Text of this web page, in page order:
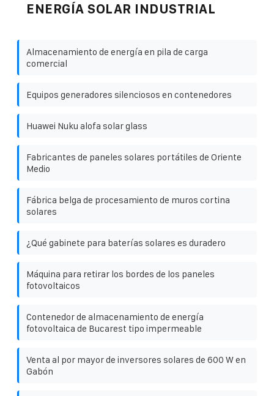
ENERGÍA SOLAR INDUSTRIAL
Almacenamiento de energía en pila de carga
comercial
Equipos generadores silenciosos en contenedores
Huawei Nuku alofa solar glass
Fabricantes de paneles solares portátiles de Oriente
Medio
Fábrica belga de procesamiento de muros cortina
solares
¿Qué gabinete para baterías solares es duradero
Máquina para retirar los bordes de los paneles
fotovoltaicos
Contenedor de almacenamiento de energía
fotovoltaica de Bucarest tipo impermeable
Venta al por mayor de inversores solares de 600 W en
Gabón